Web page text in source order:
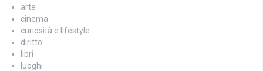
arte
cinema
curiosità e lifestyle
diritto
libri
luoghi